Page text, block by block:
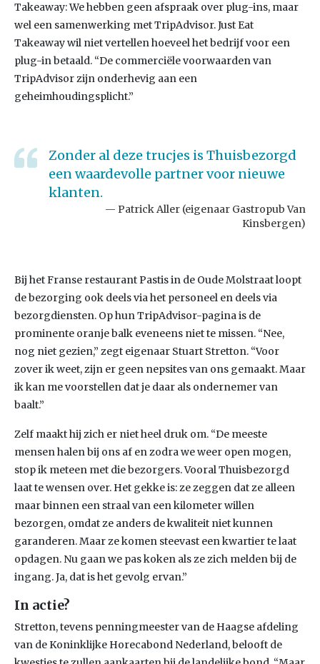
Takeaway: We hebben geen afspraak over plug-ins, maar
wel een samenwerking met TripAdvisor. Just Eat
Takeaway wil niet vertellen hoeveel het bedrijf voor een
plug-in betaald. “De commerciële voorwaarden van
TripAdvisor zijn onderhevig aan een
geheimhoudingsplicht.”
Zonder al deze trucjes is Thuisbezorgd
een waardevolle partner voor nieuwe
klanten.
Patrick Aller (eigenaar Gastropub Van
Kinsbergen)
Bij het Franse restaurant Pastis in de Oude Molstraat loopt
de bezorging ook deels via het personeel en deels via
bezorgdiensten. Op hun TripAdvisor-pagina is de
prominente oranje balk eveneens niet te missen. “Nee,
nog niet gezien,” zegt eigenaar Stuart Stretton. “Voor
zover ik weet, zijn er geen nepsites van ons gemaakt. Maar
ik kan me voorstellen dat je daar als ondernemer van
baalt.”
Zelf maakt hij zich er niet heel druk om. “De meeste
mensen halen bij ons af en zodra we weer open mogen,
stop ik meteen met die bezorgers. Vooral Thuisbezorgd
laat te wensen over. Het gekke is: ze zeggen dat ze alleen
maar binnen een straal van een kilometer willen
bezorgen, omdat ze anders de kwaliteit niet kunnen
garanderen. Maar ze komen steevast een kwartier te laat
opdagen. Nu gaan we pas koken als ze zich melden bij de
ingang. Ja, dat is het gevolg ervan.”
In actie?
Stretton, tevens penningmeester van de Haagse afdeling
van de Koninklijke Horecabond Nederland, belooft de